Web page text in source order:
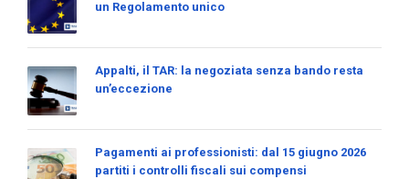
un Regolamento unico
Appalti, il TAR: la negoziata senza bando resta
un’eccezione
Pagamenti ai professionisti: dal 15 giugno 2026
partiti i controlli fiscali sui compensi